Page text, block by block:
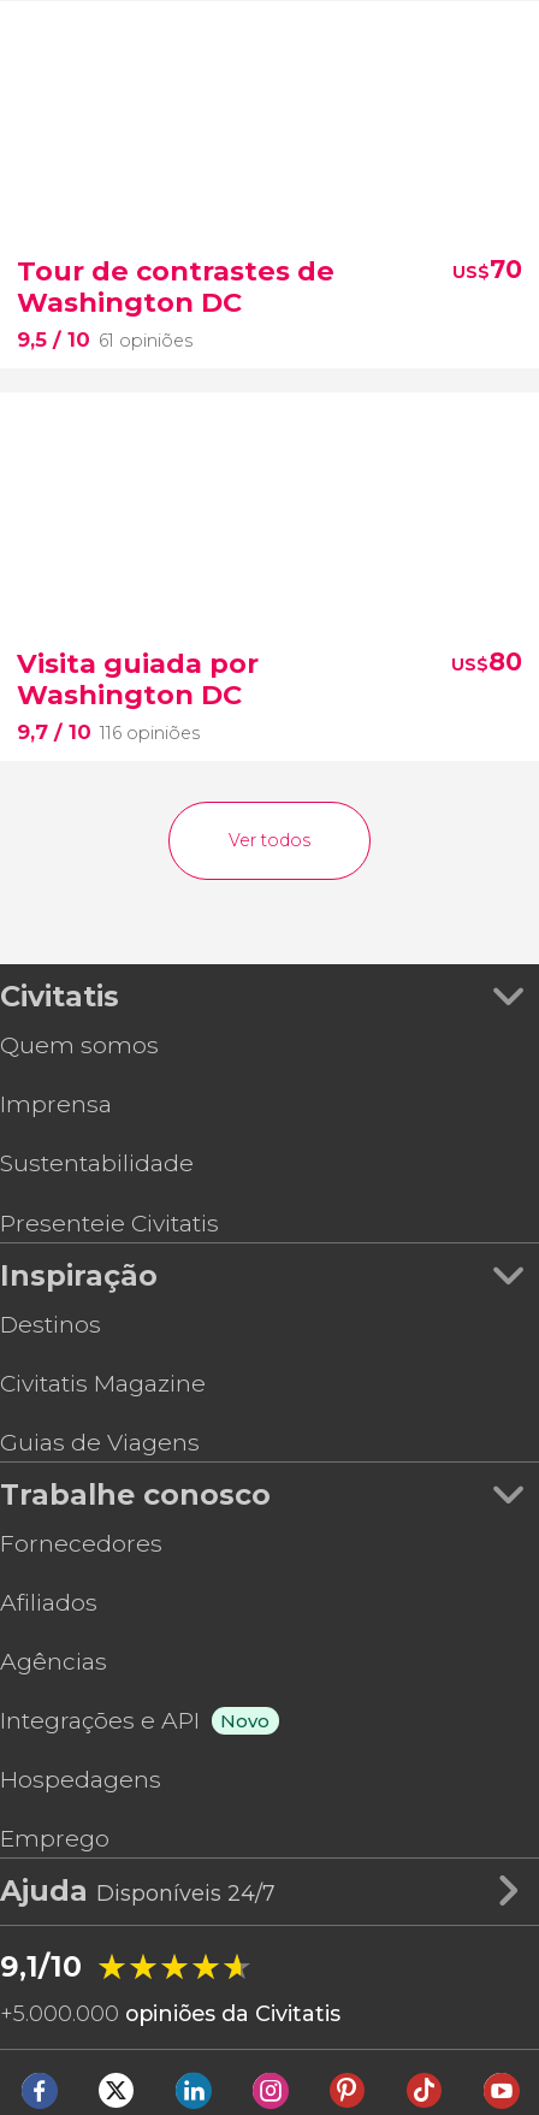
Tour de contrastes de
Washington DC
9,5 / 10 61 opiniões
US$70
Visita guiada por
Washington DC
9,7 / 10 116 opiniões
US$80
Ver todos
Civitatis
Quem somos
Imprensa
Sustentabilidade
Presenteie Civitatis
Inspiração
Destinos
Civitatis Magazine
Guias de Viagens
Trabalhe conosco
Fornecedores
Afiliados
Agências
Integrações e API Novo
Hospedagens
Emprego
Ajuda Disponíveis 24/7
9,1/10 ★★★★★
★★★★★
+5.000.000 opiniões da Civitatis